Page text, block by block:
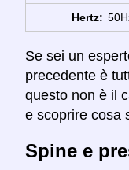
Hertz:
Se sei un
precedente è
questo non è il
e scoprire cosa
Spine e